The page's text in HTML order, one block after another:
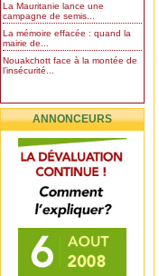
La Mauritanie lance une
campagne de semis...
La mémoire effacée : quand la
mairie de...
Nouakchott face à la montée de
l’insécurité...
ANNONCEURS